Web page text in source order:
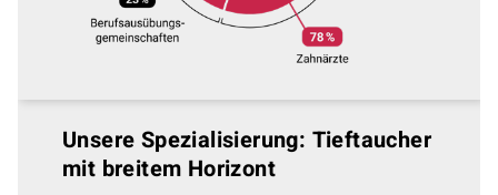
Unsere Spezialisierung: Tieftaucher
mit breitem Horizont